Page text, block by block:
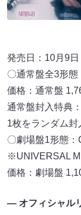
発売日：10月9日
〇通常盤全3形
価格：通常盤
通常盤封入特典
1枚をランダム封
〇劇場盤1形態
※UNIVERSAL
価格：劇場盤
― オフィシャル